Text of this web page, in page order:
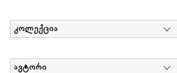
კოლექცია
ავტორი